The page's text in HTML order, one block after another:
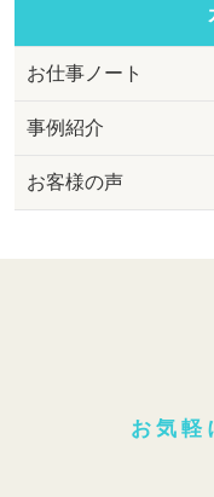
お仕事ノート
事例紹介
お客様の声
お気軽